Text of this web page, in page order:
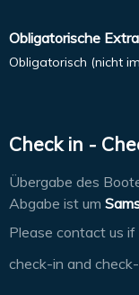
Obligatorische
Obligatorisch (nicht
Check in -
Übergabe des
Abgabe ist um
Please contact us
check-in and